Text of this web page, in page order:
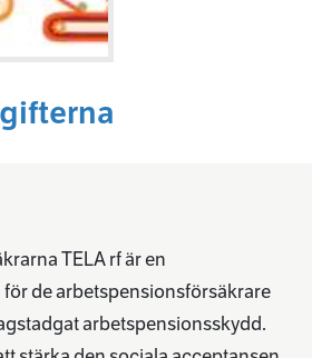
TELA rf är en
de arbetspensionsförsäkrare
arbetspensionsskydd.